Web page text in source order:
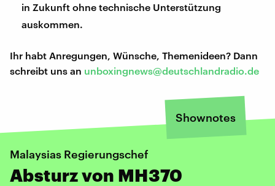
in Zukunft ohne technische Unterstützung
auskommen.
Ihr habt Anregungen, Wünsche, Themenideen? Dann
schreibt uns an unboxingnews@deutschlandradio.de
Shownotes
Malaysias Regierungschef
Absturz von MH370